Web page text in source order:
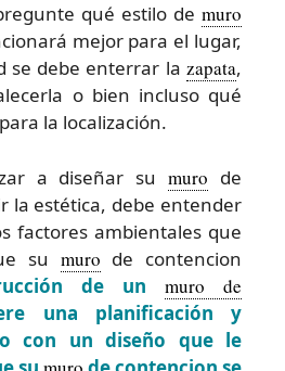
qué estilo de muro
mejor para el lugar,
se debe enterrar la zapata,
o bien incluso qué
la localización.
a diseñar sumuro de
la estética, debe entender
factores ambientales que
su muro de contencion
de un muro de
una planificación y
con un diseño que le